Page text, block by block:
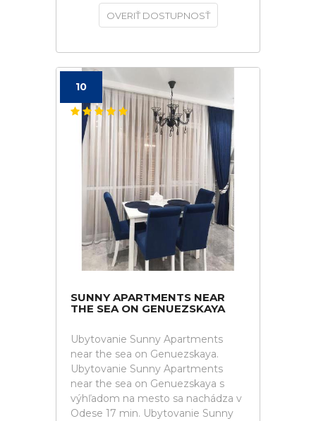
OVERIŤ DOSTUPNOSŤ
10
SUNNY APARTMENTS NEAR
THE SEA ON GENUEZSKAYA
Ubytovanie Sunny Apartments
near the sea on Genuezskaya.
Ubytovanie Sunny Apartments
near the sea on Genuezskaya s
výhľadom na mesto sa nachádza v
Odese 17 min. Ubytovanie Sunny